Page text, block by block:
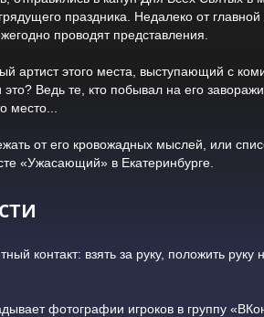
праздника. Недалеко от
проводят представления.
артист этого места, выступающий с
Ведь те, кто побывал на его
место...
от его кровожадных мыслей, или
«Ужасающий» в Екатеринбурге.
контакт: взять за руку, положить
фотографии игроков в группу